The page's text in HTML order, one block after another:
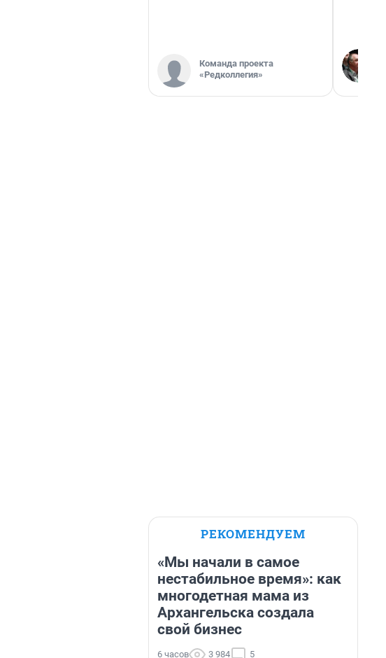
Команда проекта
«Редколлегия»
РЕКОМЕНДУЕМ
«Мы начали в самое
нестабильное время»: как
многодетная мама из
Архангельска создала
свой бизнес
6 часов 3 984 5